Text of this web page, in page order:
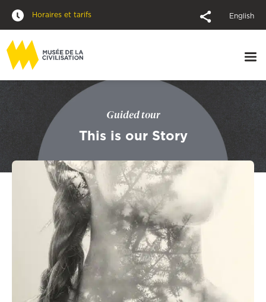
Horaires et tarifs English
Guided tour
This is our Story